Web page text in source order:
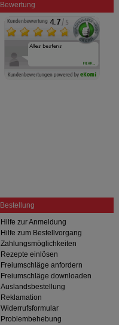
Bewertung
Bestellung
Hilfe zur Anmeldung
Hilfe zum Bestellvorgang
Zahlungsmöglichkeiten
Rezepte einlösen
Freiumschläge anfordern
Freiumschläge downloaden
Auslandsbestellung
Reklamation
Widerrufsformular
Problembehebung